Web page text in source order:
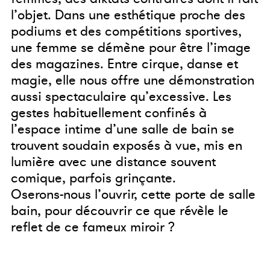
l’objet. Dans une esthétique proche des
podiums et des compétitions sportives,
une femme se démène pour être l’image
des magazines. Entre cirque, danse et
magie, elle nous offre une démonstration
aussi spectaculaire qu’excessive. Les
gestes habituellement confinés à
l’espace intime d’une salle de bain se
trouvent soudain exposés à vue, mis en
lumière avec une distance souvent
comique, parfois grinçante.
Oserons-nous l’ouvrir, cette porte de salle
bain, pour découvrir ce que révèle le
reflet de ce fameux miroir ?